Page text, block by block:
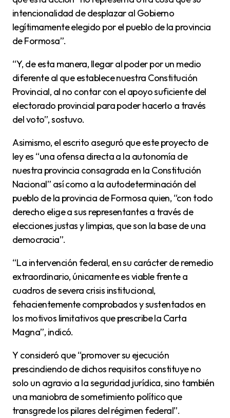
intencionalidad de desplazar al Gobierno
legítimamente elegido por el pueblo de la provincia
de Formosa”.
“Y, de esta manera, llegar al poder por un medio
diferente al que establece nuestra Constitución
Provincial, al no contar con el apoyo suficiente del
electorado provincial para poder hacerlo a través
del voto”, sostuvo.
Asimismo, el escrito aseguró que este proyecto de
ley es “una ofensa directa a la autonomía de
nuestra provincia consagrada en la Constitución
Nacional” así como a la autodeterminación del
pueblo de la provincia de Formosa quien, “con todo
derecho elige a sus representantes a través de
elecciones justas y limpias, que son la base de una
democracia”.
“La intervención federal, en su carácter de remedio
extraordinario, únicamente es viable frente a
cuadros de severa crisis institucional,
fehacientemente comprobados y sustentados en
los motivos limitativos que prescribe la Carta
Magna”, indicó.
Y consideró que “promover su ejecución
prescindiendo de dichos requisitos constituye no
solo un agravio a la seguridad jurídica, sino también
una maniobra de sometimiento político que
transgrede los pilares del régimen federal”.